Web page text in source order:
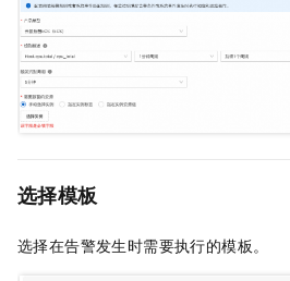
选择模板
选择在告警发生时需要执行的模板。